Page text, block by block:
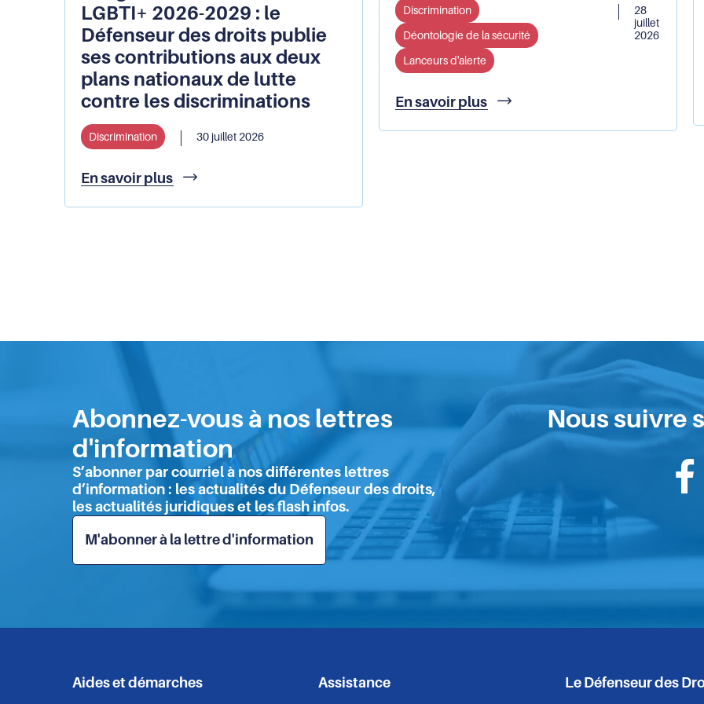
LGBTI+ 2026-2029 : le
Défenseur des droits publie
ses contributions aux deux
plans nationaux de lutte
contre les discriminations
Discrimination 30 juillet 2026
En savoir plus
Plan
lutte
liées
Plan
LGBTI+
2026-
2029
:
le
des
publie
de
Discrimination
Déontologie de la sécurité
Lanceurs d'alerte
28
juillet
2026
En savoir plus
François-
Buffet
Abonnez-vous à nos lettres
d'information
S’abonner par courriel à nos différentes lettres
d’information : les actualités du Défenseur des droits,
les actualités juridiques et les flash infos.
M'abonner à la lettre d'information
Nous suivre
Navigation
Aides et démarches Assistance Le Défenseur des